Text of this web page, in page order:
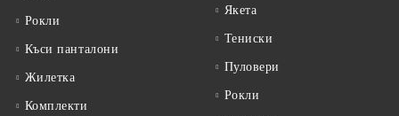
Рокли
Къси панталони
Жилетка
Комплекти
Якета
Тениски
Пуловери
Рокли